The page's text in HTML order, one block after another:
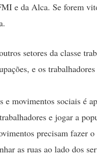
e da Alca. Se forem
setores da classe
e os
e movimentos sociais é
e jogar a
precisam fazer
as ruas ao lado dos